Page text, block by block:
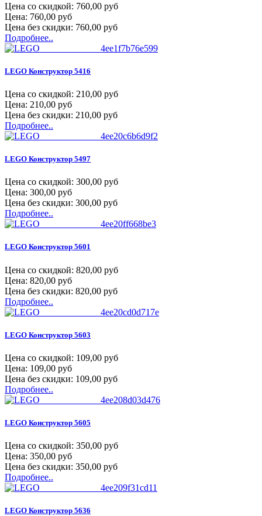
Цена со скидкой: 760,00 руб
Цена: 760,00 руб
Цена без скидки: 760,00 руб
Подробнее..
LEGO Конструктор 5416
Цена со скидкой: 210,00 руб
Цена: 210,00 руб
Цена без скидки: 210,00 руб
Подробнее..
LEGO Конструктор 5497
Цена со скидкой: 300,00 руб
Цена: 300,00 руб
Цена без скидки: 300,00 руб
Подробнее..
LEGO Конструктор 5601
Цена со скидкой: 820,00 руб
Цена: 820,00 руб
Цена без скидки: 820,00 руб
Подробнее..
LEGO Конструктор 5603
Цена со скидкой: 109,00 руб
Цена: 109,00 руб
Цена без скидки: 109,00 руб
Подробнее..
LEGO Конструктор 5605
Цена со скидкой: 350,00 руб
Цена: 350,00 руб
Цена без скидки: 350,00 руб
Подробнее..
LEGO Конструктор 5636